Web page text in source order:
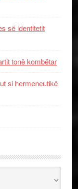
së identitetit
tonë kombëtar
si hermeneutikë